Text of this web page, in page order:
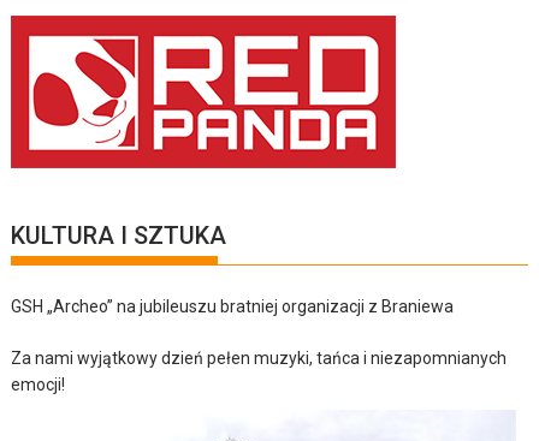
KULTURA I SZTUKA
GSH „Archeo” na jubileuszu bratniej organizacji z Braniewa
Za nami wyjątkowy dzień pełen muzyki, tańca i niezapomnianych
emocji!